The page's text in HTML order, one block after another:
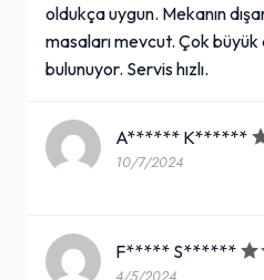
oldukça uygun. Mekanın
masaları mevcut. Çok
bulunuyor. Servis hızlı.
A****** K******
10/7/2024
F***** S******